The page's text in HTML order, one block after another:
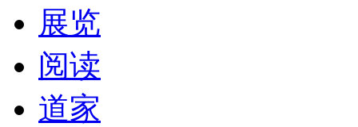
展览
阅读
道家